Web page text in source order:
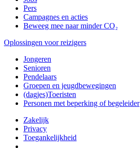
Pers
Campagnes en acties
Beweeg mee naar minder CO₂
Oplossingen voor reizigers
Jongeren
Senioren
Pendelaars
Groepen en jeugdbewegingen
(dagjes)Toeristen
Personen met beperking of begeleider
Zakelijk
Privacy
Toegankelijkheid